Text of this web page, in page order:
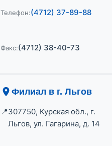
Телефон:(4712) 37-89-88
Факс:(4712) 38-40-73
Филиал в г. Льгов
307750, Курская обл., г.
Льгов, ул. Гагарина, д. 14